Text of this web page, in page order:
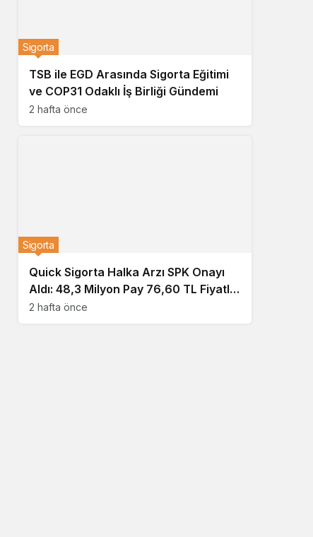
TSB ile EGD Arasında Sigorta Eğitimi
ve COP31 Odaklı İş Birliği Gündemi
2 hafta önce
Sigorta
Quick Sigorta Halka Arzı SPK Onayı
Aldı: 48,3 Milyon Pay 76,60 TL Fiyatla
Yatırımcıya Sunulacak
2 hafta önce
Sigorta